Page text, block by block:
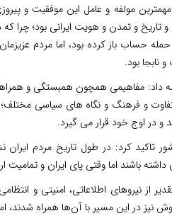
مولفه و عامل این موفقیت و
تاریخ و تمدن و هویت ایرانی بود؛ چرا
حساب باز کرده بود، اما مردم
نابجا بود.
داد: مفاهیمی همچون همبستگی و
و فرهنگ و نگاه های سیاسی
در اوج خود قرار می گیرد.
تاکید کرد: در طول تاریخ مردم
داشته باشند اما وقتی پای ایران و
از نیروهای اطلاعاتی، امنیتی و
نیز در این مسیر با آن‌ها همراه شدند،